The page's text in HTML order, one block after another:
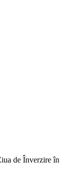
de Înverzire în